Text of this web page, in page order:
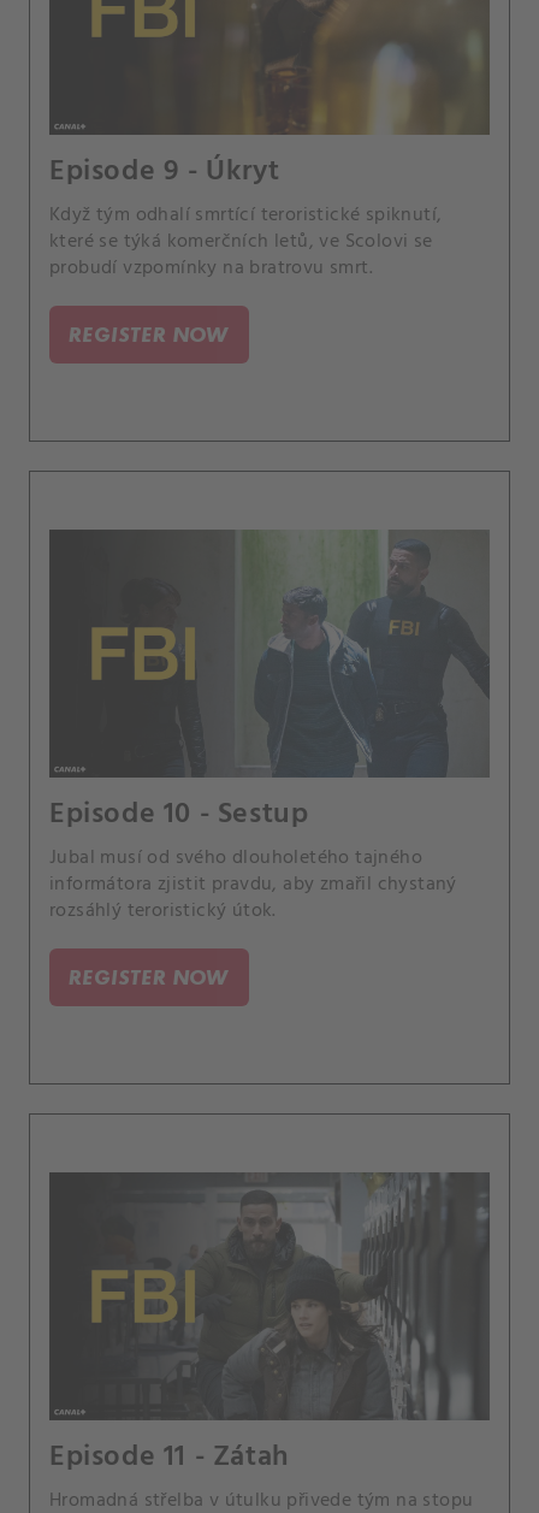
Episode 9 - Úkryt
Když tým odhalí smrtící teroristické spiknutí,
které se týká komerčních letů, ve Scolovi se
probudí vzpomínky na bratrovu smrt.
REGISTER NOW
Episode 10 - Sestup
Jubal musí od svého dlouholetého tajného
informátora zjistit pravdu, aby zmařil chystaný
rozsáhlý teroristický útok.
REGISTER NOW
Episode 11 - Zátah
Hromadná střelba v útulku přivede tým na stopu